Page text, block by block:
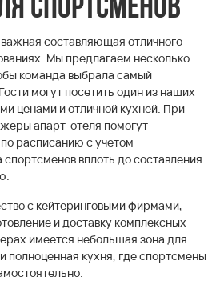
спортсменов
составляющая отличного
Мы предлагаем несколько
команда выбрала самый
могут посетить один из наших
ценами и отличной кухней. При
апарт-отеля помогут
расписанию с учетом
вплоть до составления
с кейтеринговыми фирмами,
и доставку комплексных
имеется небольшая зона для
полноценная кухня, где спортсмены